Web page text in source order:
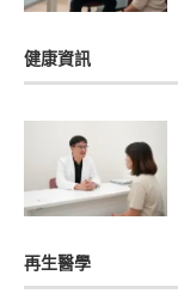
健康資訊
再生醫學